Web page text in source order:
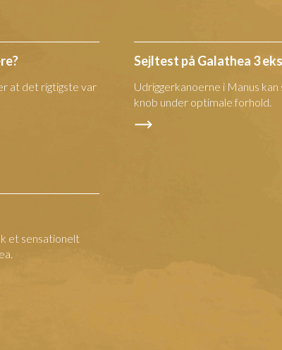
at det rigtigste var
Sejltest på Galathea 3
Udriggerkanoerne i Manus
knob under optimale forhold.
et sensationelt